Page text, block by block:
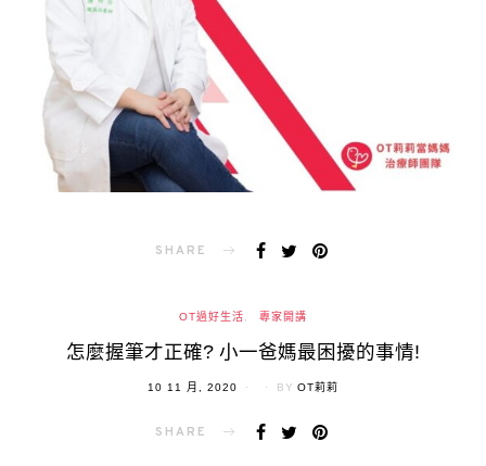
SHARE
OT過好生活 專家開講
怎麼握筆才正確? 小一爸媽最困擾的事情!
POSTED
10 11 月, 2020 BY OT莉莉
SHARE